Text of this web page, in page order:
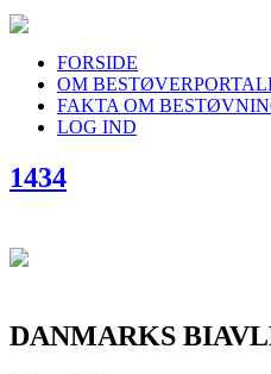
FORSIDE
OM
FAKTA OM
LOG IND
1434
DANMARKS